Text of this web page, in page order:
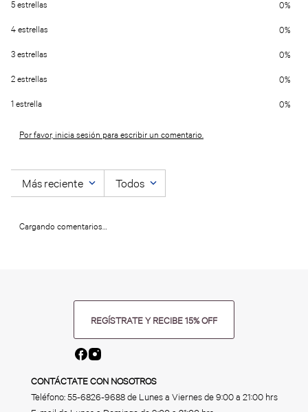
5 estrellas 0%
4 estrellas 0%
3 estrellas 0%
2 estrellas 0%
1 estrella 0%
Por favor, inicia sesión para escribir un comentario.
Más reciente Todos
Cargando comentarios…
REGÍSTRATE Y RECIBE 15% OFF
CONTÁCTATE CON NOSOTROS
Teléfono:55-6826-9688de Lunes a Viernes de 9:00 a 21:00 hrs